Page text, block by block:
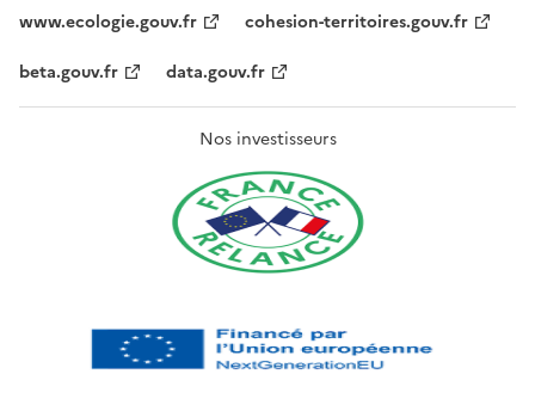
www.ecologie.gouv.fr
cohesion-territoires.gouv.fr
beta.gouv.fr
data.gouv.fr
Nos investisseurs